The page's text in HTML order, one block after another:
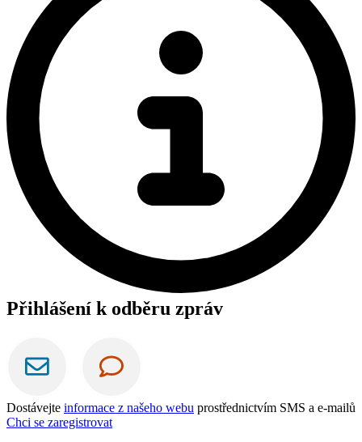
Přihlášení k odběru zpráv
Dostávejte informace z našeho webu prostřednictvím SMS a e-mailů
Chci se zaregistrovat